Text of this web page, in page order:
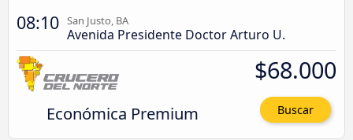
08:10 San Justo, BA
Avenida Presidente Doctor Arturo U.
Económica Premium
$68.000
Buscar